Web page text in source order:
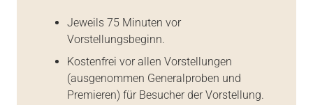
Jeweils 75 Minuten vor
Vorstellungsbeginn.
Kostenfrei vor allen Vorstellungen
(ausgenommen Generalproben und
Premieren) für Besucher der Vorstellung.